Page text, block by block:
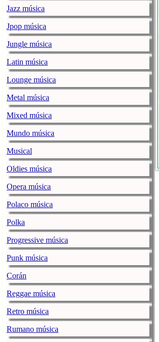
Jazz música
Jpop música
Jungle música
Latin música
Lounge música
Metal música
Mixed música
Mundo música
Musical
Oldies música
Opera música
Polaco música
Polka
Progressive música
Punk música
Corán
Reggae música
Retro música
Rumano música